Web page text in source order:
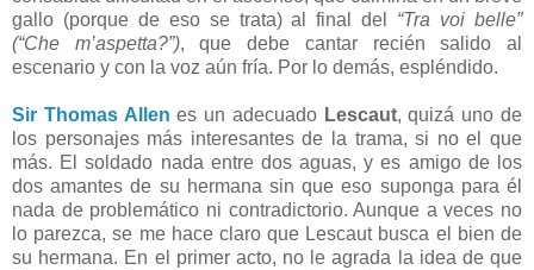
gallo (porque de eso se trata) al final del “Tra voi belle”
(“Che m’aspetta?”), que debe cantar recién salido al
escenario y con la voz aún fría. Por lo demás, espléndido.
Sir Thomas Allen es un adecuado Lescaut, quizá uno de
los personajes más interesantes de la trama, si no el que
más. El soldado nada entre dos aguas, y es amigo de los
dos amantes de su hermana sin que eso suponga para él
nada de problemático ni contradictorio. Aunque a veces no
lo parezca, se me hace claro que Lescaut busca el bien de
su hermana. En el primer acto, no le agrada la idea de que